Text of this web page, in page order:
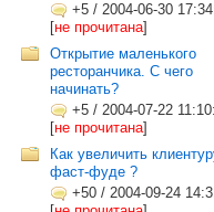
+5 / 2004-06-30
[не прочитана]
Открытие маленького
ресторанчика. С чего
начинать?
+5 / 2004-07-22
[не прочитана]
Как увеличить
фаст-фуде ?
+50 / 2004-09-24